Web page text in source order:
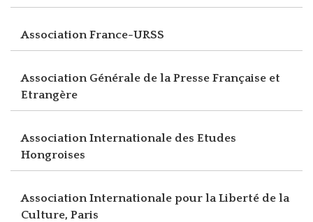
Association France-URSS
Association Générale de la Presse Française et
Etrangère
Association Internationale des Etudes
Hongroises
Association Internationale pour la Liberté de la
Culture, Paris